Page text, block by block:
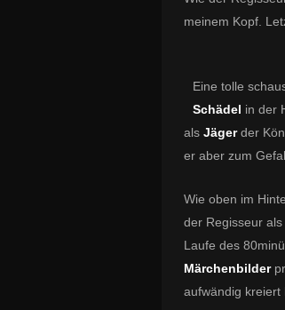
meinem Kopf.
Eine tolle
Schädel in der
als Jägerder
er aber zum
Wie oben im
der Regisseur als
Laufe des
Märchenbilder
aufwändig kreiert